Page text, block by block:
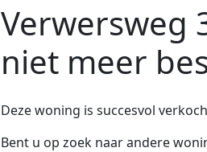
Verwersweg
niet meer
Deze woning is succesvol
Bent u op zoek naar andere